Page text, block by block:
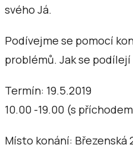
svého Já.
Podívejme se pomocí
problémů. Jak se
Termín: 19.5.2019
10.00 -19.00 (s
Místo konání: Březenská